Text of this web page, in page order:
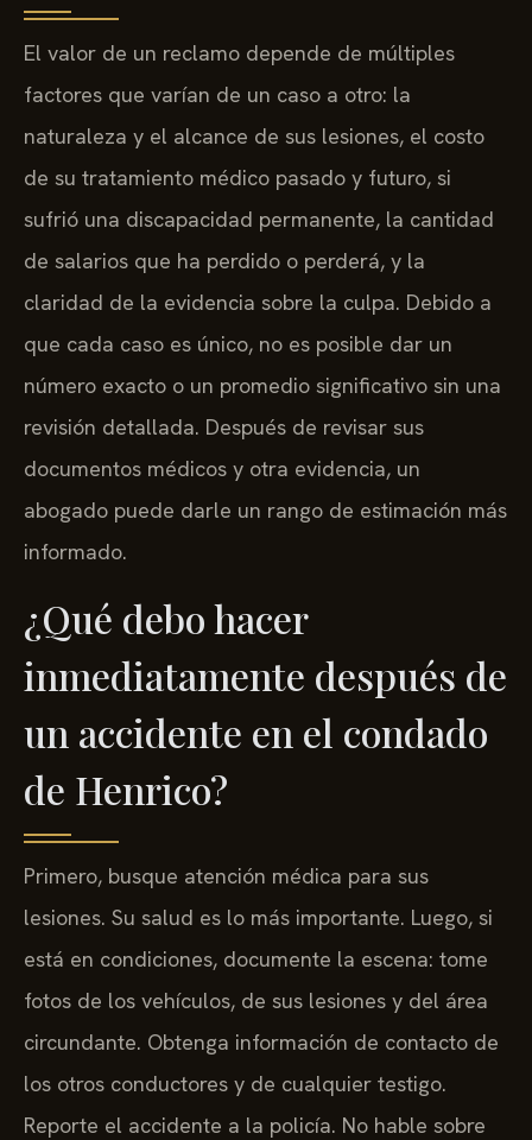
El valor de un reclamo depende de múltiples
factores que varían de un caso a otro: la
naturaleza y el alcance de sus lesiones, el costo
de su tratamiento médico pasado y futuro, si
sufrió una discapacidad permanente, la cantidad
de salarios que ha perdido o perderá, y la
claridad de la evidencia sobre la culpa. Debido a
que cada caso es único, no es posible dar un
número exacto o un promedio significativo sin una
revisión detallada. Después de revisar sus
documentos médicos y otra evidencia, un
abogado puede darle un rango de estimación más
informado.
¿Qué debo hacer
inmediatamente después de
un accidente en el condado
de Henrico?
Primero, busque atención médica para sus
lesiones. Su salud es lo más importante. Luego, si
está en condiciones, documente la escena: tome
fotos de los vehículos, de sus lesiones y del área
circundante. Obtenga información de contacto de
los otros conductores y de cualquier testigo.
Reporte el accidente a la policía. No hable sobre